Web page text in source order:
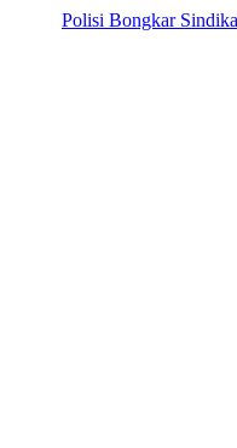
Polisi Bongkar Sindikat